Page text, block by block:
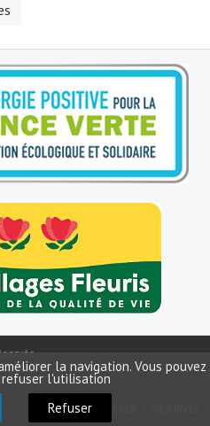
NOUS CONTACTER
la navigation. Vous pouvez
l'utilisation
Refuser